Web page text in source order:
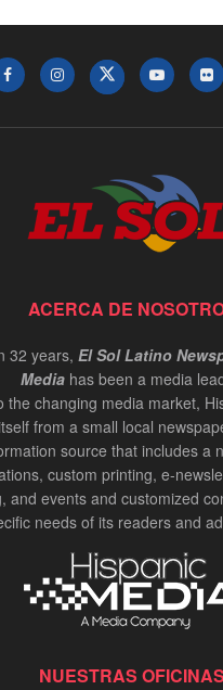
ACERCA DE
32 years, El Sol Latino
Media has been a media
the changing media market,
from a small local
source that includes a
custom printing, e-
and events and customized
needs of its readers and
NUESTRAS OFICINAS